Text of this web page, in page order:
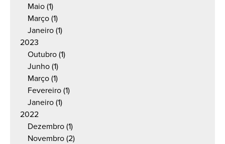
Maio (1)
Março (1)
Janeiro (1)
2023
Outubro (1)
Junho (1)
Março (1)
Fevereiro (1)
Janeiro (1)
2022
Dezembro (1)
Novembro (2)